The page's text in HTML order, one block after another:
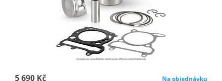
5 690 Kč Na objednávku